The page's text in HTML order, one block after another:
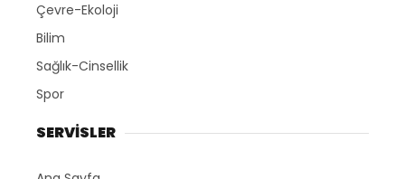
Çevre-Ekoloji
Bilim
Sağlık-Cinsellik
Spor
SERVİSLER